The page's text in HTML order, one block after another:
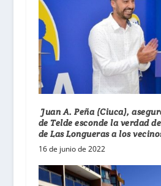
Juan A. Peña (Ciuca),
de Telde esconde la verdad
de Las Longueras a los
16 de junio de 2022